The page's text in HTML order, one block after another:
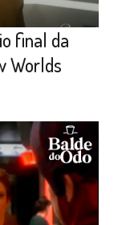
final da
Worlds